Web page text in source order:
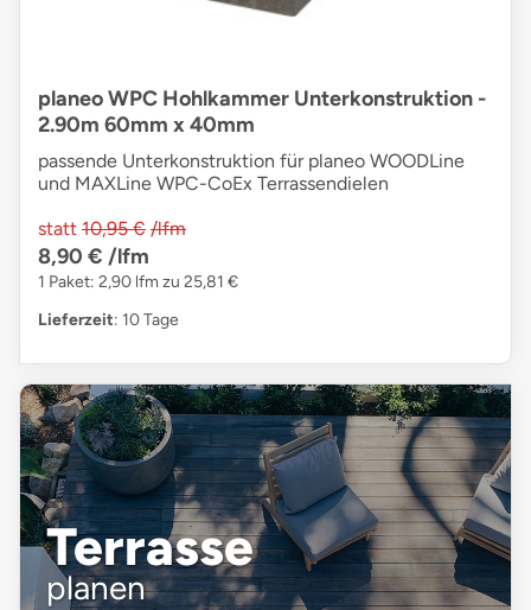
planeo WPC Hohlkammer Unterkonstruktion -
2.90m 60mm x 40mm
passende Unterkonstruktion für planeo WOODLine
und MAXLine WPC-CoEx Terrassendielen
statt 10,95 € /lfm
8,90 € /lfm
1 Paket: 2,90 lfm zu 25,81 €
Lieferzeit: 10 Tage
Terrasse
planen